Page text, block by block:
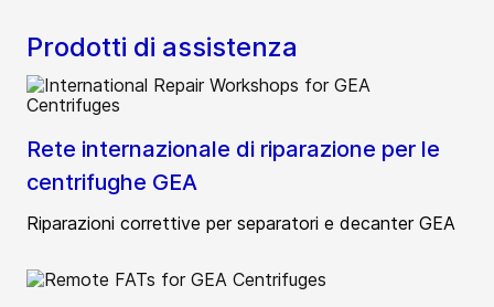
Prodotti di assistenza
Rete internazionale di riparazione per le
centrifughe GEA
Riparazioni correttive per separatori e decanter GEA